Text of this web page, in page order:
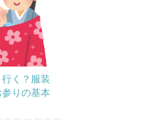
く？服装
りの基本